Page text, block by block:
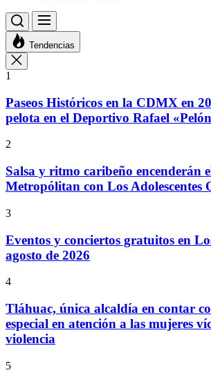
Tendencias
1
Paseos Históricos en la CDMX en
pelota en el Deportivo Rafael
2
Salsa y ritmo caribeño encenderán
Metropólitan con Los Adolescentes
3
Eventos y conciertos gratuitos en
agosto de 2026
4
Tláhuac, única alcaldía en contar
especial en atención a las mujeres
violencia
5